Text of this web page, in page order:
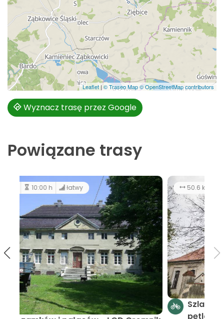
Leaflet | © Traseo Map© OpenStreetMap contributors
Wyznacz trasę przez Google
Powiązane trasy
50.6 km
Szlak zamków i pałaców LGD Gromnik -
pętla południowo-zachodnia